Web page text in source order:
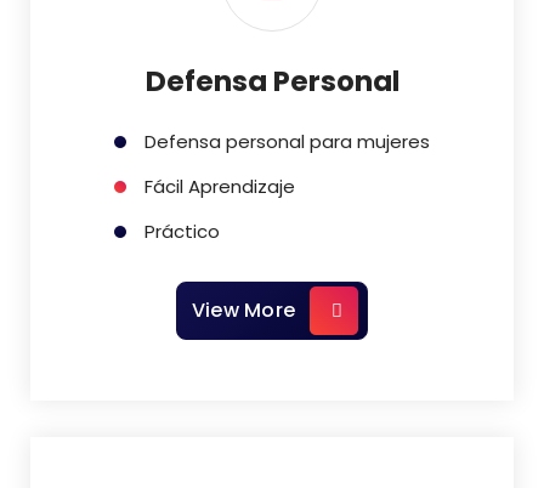
Defensa Personal
Defensa personal para mujeres
Fácil Aprendizaje
Práctico
View More